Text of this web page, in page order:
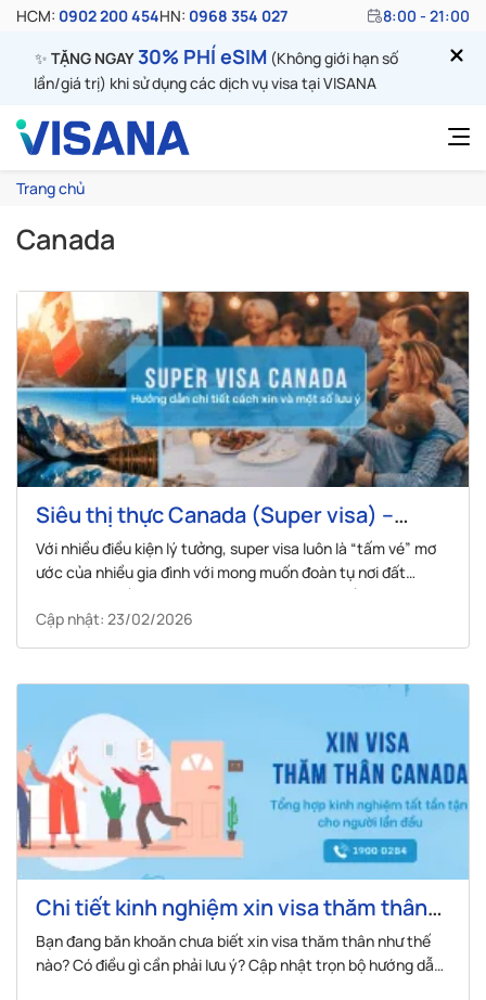
HCM: 0902 200 454HN: 0968 354 027 8:00 - 21:00
✨ TẶNG NGAY30% PHÍ eSIM (Không giới hạn số
lần/giá trị) khi sử dụng các dịch vụ visa tại VISANA
Trang chủ
Canada
Siêu thị thực Canada (Super visa) –
Hướng dẫn chi tiết cách xin và một số lưu
ý
Với nhiều điều kiện lý tưởng, super visa luôn là “tấm vé” mơ
ước của nhiều gia đình với mong muốn đoàn tụ nơi đất
khách. Chi tiết cách xin super visa Canada thế nào, cùng
Visana khám phá ngay
Cập nhật: 23/02/2026
Chi tiết kinh nghiệm xin visa thăm thân
Canada cho người mới
Bạn đang băn khoăn chưa biết xin visa thăm thân như thế
nào? Có điều gì cần phải lưu ý? Cập nhật trọn bộ hướng dẫn